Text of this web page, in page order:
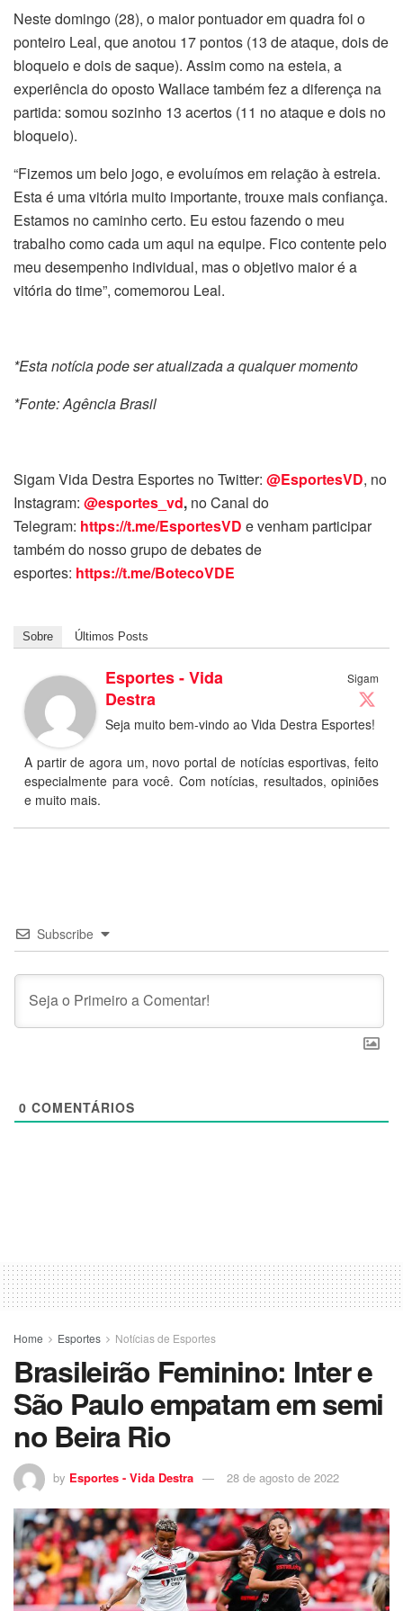
Neste domingo (28), o maior pontuador em quadra foi o
ponteiro Leal, que anotou 17 pontos (13 de ataque, dois de
bloqueio e dois de saque). Assim como na esteia, a
experiência do oposto Wallace também fez a diferença na
partida: somou sozinho 13 acertos (11 no ataque e dois no
bloqueio).
“Fizemos um belo jogo, e evoluímos em relação à estreia.
Esta é uma vitória muito importante, trouxe mais confiança.
Estamos no caminho certo. Eu estou fazendo o meu
trabalho como cada um aqui na equipe. Fico contente pelo
meu desempenho individual, mas o objetivo maior é a
vitória do time”, comemorou Leal.
*Esta notícia pode ser atualizada a qualquer momento
*Fonte: Agência Brasil
Sigam Vida Destra Esportes no Twitter: @EsportesVD, no
Instagram: @esportes_vd, no Canal do
Telegram: https://t.me/EsportesVD e venham participar
também do nosso grupo de debates de
esportes: https://t.me/BotecoVDE
Sobre Últimos Posts
Sigam
Esportes - Vida
Destra
Seja muito bem-vindo ao Vida Destra Esportes!
A partir de agora um, novo portal de notícias esportivas, feito
especialmente para você. Com notícias, resultados, opiniões
e muito mais.
Subscribe
0 COMENTÁRIOS
Home Esportes Notícias de Esportes
Brasileirão Feminino: Inter e
São Paulo empatam em semi
no Beira Rio
by Esportes - Vida Destra 28 de agosto de 2022